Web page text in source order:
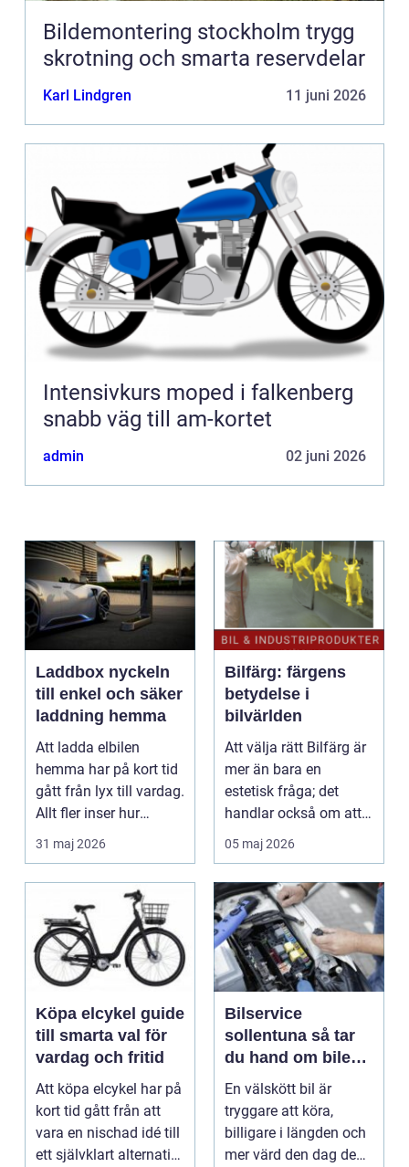
Bildemontering stockholm trygg
skrotning och smarta reservdelar
Karl Lindgren 11 juni 2026
Intensivkurs moped i falkenberg
snabb väg till am-kortet
admin 02 juni 2026
Laddbox nyckeln
till enkel och säker
laddning hemma
Att ladda elbilen
hemma har på kort tid
gått från lyx till vardag.
Allt fler inser hur
smidigt det ä...
31 maj 2026
Bilfärg: färgens
betydelse i
bilvärlden
Att välja rätt Bilfärg är
mer än bara en
estetisk fråga; det
handlar också om att
förstå hur val av ...
05 maj 2026
Köpa elcykel guide
till smarta val för
vardag och fritid
Att köpa elcykel har på
kort tid gått från att
vara en nischad idé till
ett självklart alternativ
Bilservice
sollentuna så tar
du hand om bilen
på rätt sätt
En välskött bil är
tryggare att köra,
billigare i längden och
mer värd den dag den